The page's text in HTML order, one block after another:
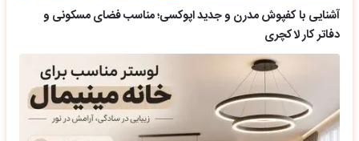
آشنایی با کفپوش مدرن و جدید اپوکسی؛ مناسب فضای مسکونی و
دفاتر کار لاکچری